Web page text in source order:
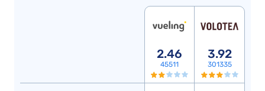
2.46
45511
3.92
301335